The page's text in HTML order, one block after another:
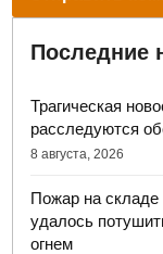
Последние
Трагическая
расследуются
8 августа, 2026
Пожар на складе
удалось
огнем